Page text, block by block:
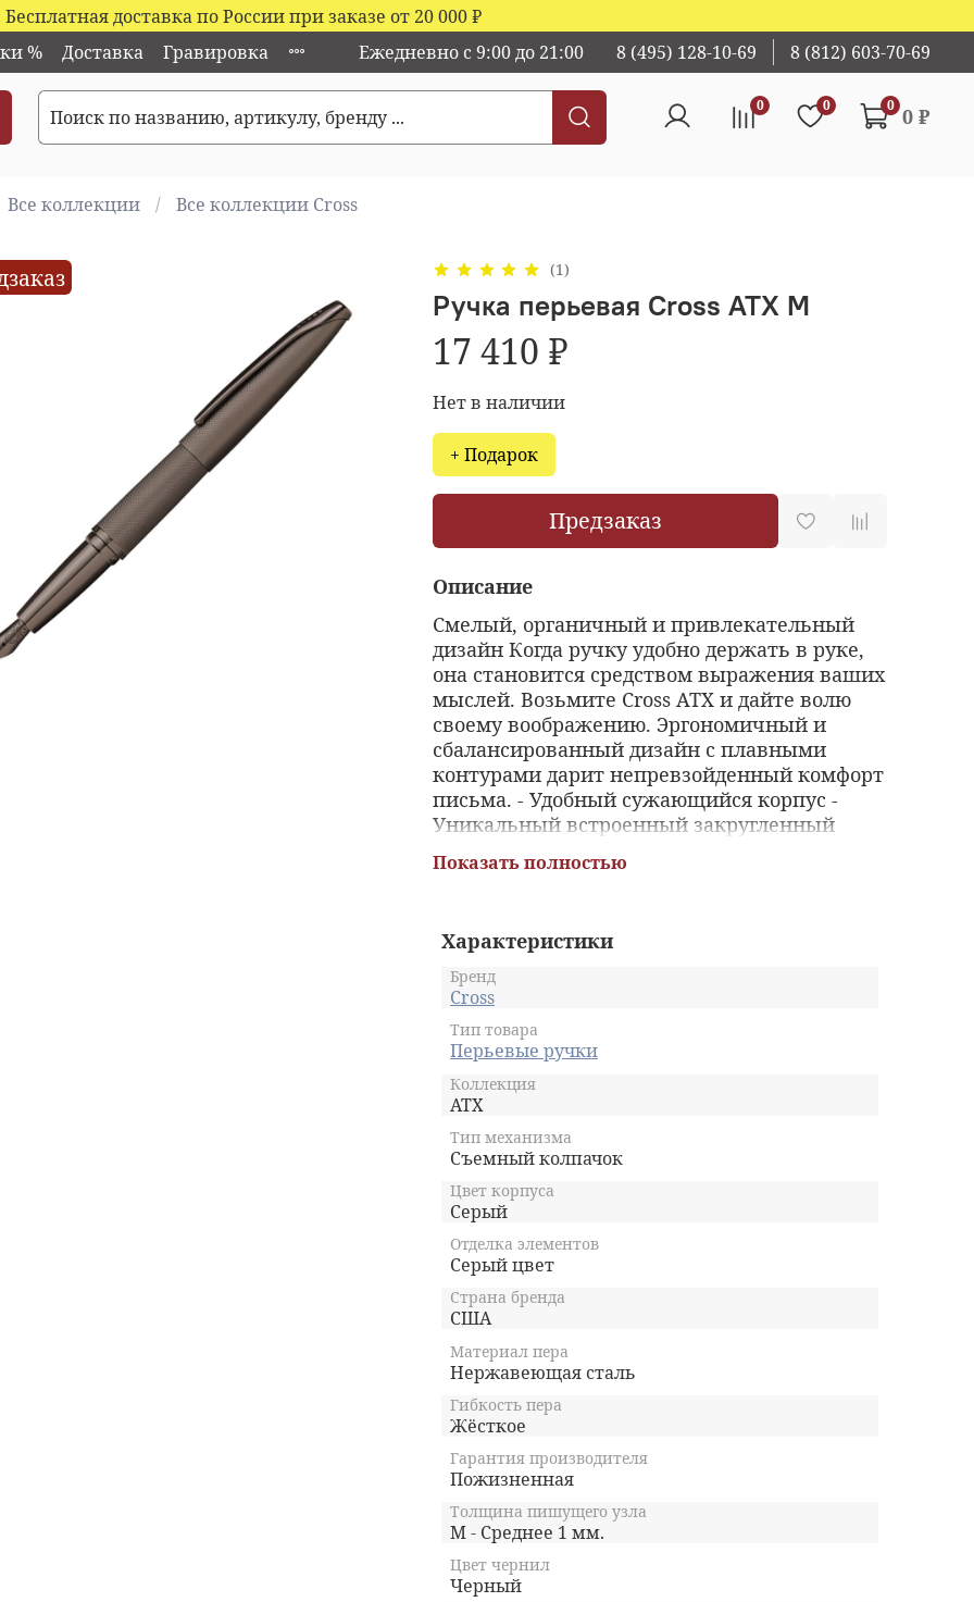
Бесплатная доставка по России при заказе от 20 000₽
% Доставка Гравировка Ежедневно с 9:00 до 21:00 8 (495) 128-10-69 8 (812) 603-70-69
0 0 0 0 ₽
Все коллекции Все коллекции Cross
(1)
Ручка перьевая Cross ATX M
17 410 ₽
Нет в наличии
+ Подарок
Предзаказ
Описание
Смелый, органичный и привлекательный
дизайн Когда ручку удобно держать в руке,
она становится средством выражения ваших
мыслей. Возьмите Cross ATX и дайте волю
своему воображению. Эргономичный и
сбалансированный дизайн с плавными
контурами дарит непревзойденный комфорт
письма. - Удобный сужающийся корпус -
Уникальный встроенный закругленный
клип - Пожизненная гарантия на
механическую часть - Элегантная
Показать полностью
Характеристики
Бренд
Cross
Тип товара
Перьевые ручки
Коллекция
ATX
Тип механизма
Съемный колпачок
Цвет корпуса
Серый
Отделка элементов
Серый цвет
Страна бренда
США
Материал пера
Нержавеющая сталь
Гибкость пера
Жёсткое
Гарантия производителя
Пожизненная
Толщина пишущего узла
M - Среднее 1 мм.
Цвет чернил
Черный